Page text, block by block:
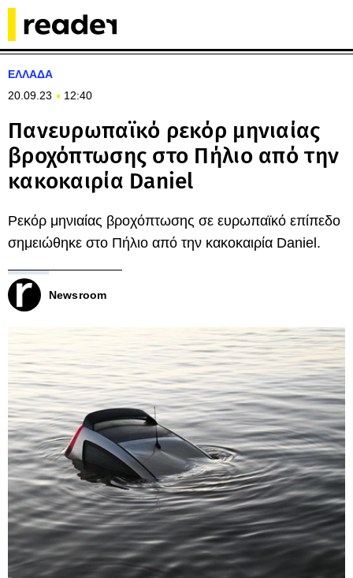
ΕΛΛΑΔΑ
20.09.23
12:40
Πανευρωπαϊκό ρεκόρ μηνιαίας
βροχόπτωσης στο Πήλιο από την
κακοκαιρία Daniel
Ρεκόρ μηνιαίας βροχόπτωσης σε ευρωπαϊκό επίπεδο
σημειώθηκε στο Πήλιο από την κακοκαιρία Daniel.
Newsroom